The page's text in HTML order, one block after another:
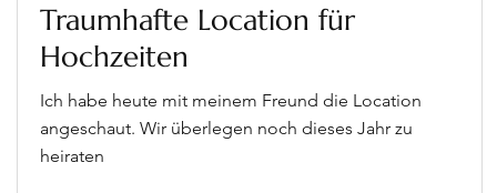
Traumhafte Location für
Hochzeiten
Ich habe heute mit meinem Freund die Location
angeschaut. Wir überlegen noch dieses Jahr zu
heiraten